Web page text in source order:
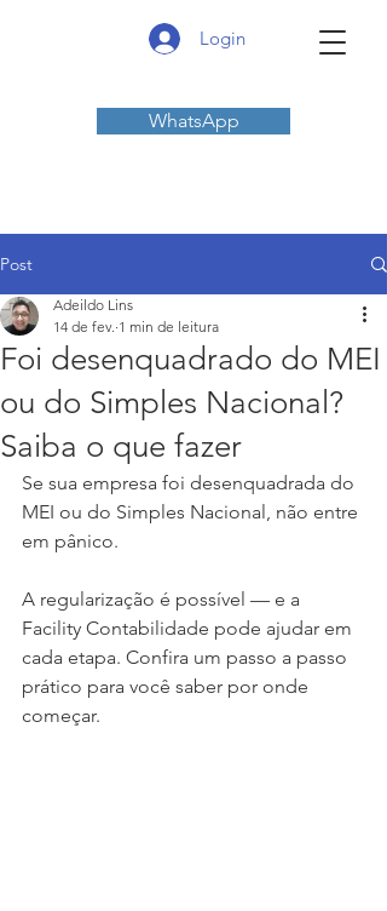
Login
WhatsApp
Post
Foi desenquadrado do MEI
ou do Simples Nacional?
Saiba o que fazer
Adeildo Lins
14 de fev. 1 min de leitura
Se sua empresa foi desenquadrada do
MEI ou do Simples Nacional, não entre
em pânico.
A regularização é possível — e a
Facility Contabilidade pode ajudar em
cada etapa. Confira um passo a passo
prático para você saber por onde
começar.